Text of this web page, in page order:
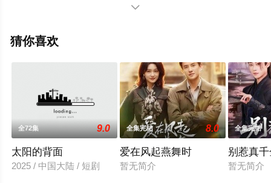
揭晓（全41集），手机免费观看高清未删减完整版电视剧
情信息可移步至豆瓣电视剧、电视猫或剧情网等平台了

猜你喜欢
全72集 9.0
太阳的背面
2025 / 中国大陆 / 短剧
全集完结 8.0
爱在风起燕舞时
暂无简介
全集完结
别惹真
暂无简介